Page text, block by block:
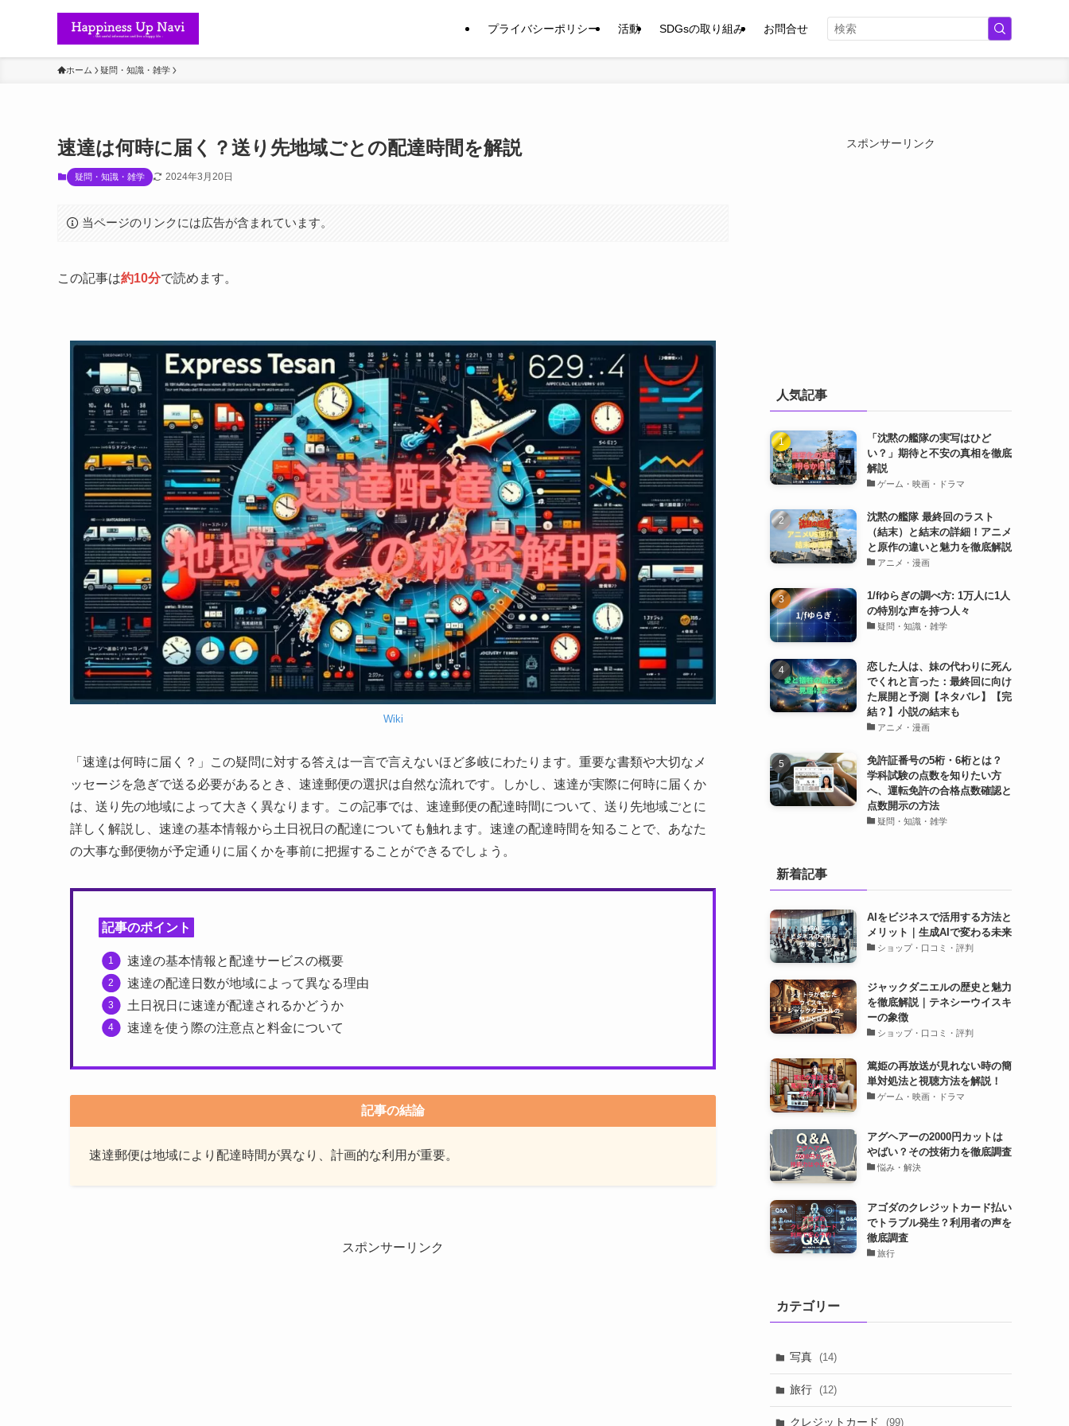
プライバシーポリシー 活動 SDGsの取り組み お問合せ
ホーム 疑問・知識・雑学
速達は何時に届く？送り先地域ごとの配達時間を解説
疑問・知識・雑学 2024年3月20日
当ページのリンクには広告が含まれています。
この記事は約10分で読めます。
Wiki
「速達は何時に届く？」この疑問に対する答えは一言で言えないほど多岐にわたります。重要な書類や大切なメ
ッセージを急ぎで送る必要があるとき、速達郵便の選択は自然な流れです。しかし、速達が実際に何時に届くか
は、送り先の地域によって大きく異なります。この記事では、速達郵便の配達時間について、送り先地域ごとに
詳しく解説し、速達の基本情報から土日祝日の配達についても触れます。速達の配達時間を知ることで、あなた
の大事な郵便物が予定通りに届くかを事前に把握することができるでしょう。
記事のポイント
速達の基本情報と配達サービスの概要
速達の配達日数が地域によって異なる理由
土日祝日に速達が配達されるかどうか
速達を使う際の注意点と料金について
記事の結論
速達郵便は地域により配達時間が異なり、計画的な利用が重要。
スポンサーリンク
スポンサーリンク
人気記事
「沈黙の艦隊の実写はひど
い？」期待と不安の真相を徹底
解説
ゲーム・映画・ドラマ
沈黙の艦隊 最終回のラスト
（結末）と結末の詳細！アニメ
と原作の違いと魅力を徹底解説
アニメ・漫画
1/fゆらぎの調べ方: 1万人に1人
の特別な声を持つ人々
疑問・知識・雑学
恋した人は、妹の代わりに死ん
でくれと言った：最終回に向け
た展開と予測【ネタバレ】【完
結？】小説の結末も
アニメ・漫画
免許証番号の5桁・6桁とは？
学科試験の点数を知りたい方
へ、運転免許の合格点数確認と
点数開示の方法
疑問・知識・雑学
新着記事
AIをビジネスで活用する方法と
メリット｜生成AIで変わる未来
ショップ・口コミ・評判
ジャックダニエルの歴史と魅力
を徹底解説｜テネシーウイスキ
ーの象徴
ショップ・口コミ・評判
篤姫の再放送が見れない時の簡
単対処法と視聴方法を解説！
ゲーム・映画・ドラマ
アグヘアーの2000円カットは
やばい？その技術力を徹底調査
悩み・解決
アゴダのクレジットカード払い
でトラブル発生？利用者の声を
徹底調査
旅行
カテゴリー
写真 (14)
旅行 (12)
クレジットカード (99)